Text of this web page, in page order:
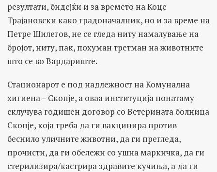
резултати, бидејќи и за времето на Коце
Трајановски како градоначалник, но и за време на
Петре Шилегов, не се гледа ниту намалување на
бројот, ниту, пак, похуман третман на животните
што се во Вардариште.
Стационарот е под надлежност на Комунална
хигиена – Скопје, а оваа институција понатаму
склучува годишен договор со Ветерината болница
Скопје, која треба да ги вакцинира против
беснило уличните животни, да ги прегледа,
прочисти, да ги обележи со ушна маркичка, да ги
стерилизира/кастрира здравите кучиња, а да ги